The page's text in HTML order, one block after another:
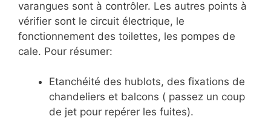
varangues sont à contrôler. Les autres points à
vérifier sont le circuit électrique, le
fonctionnement des toilettes, les pompes de
cale. Pour résumer:
Etanchéité des hublots, des fixations de
chandeliers et balcons ( passez un coup
de jet pour repérer les fuites).